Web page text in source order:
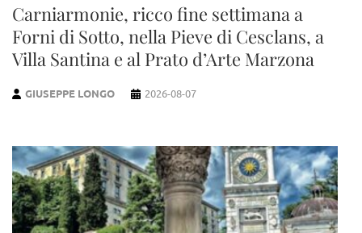
Carniarmonie, ricco fine settimana a
Forni di Sotto, nella Pieve di Cesclans, a
Villa Santina e al Prato d’Arte Marzona
GIUSEPPE LONGO 2026-08-07